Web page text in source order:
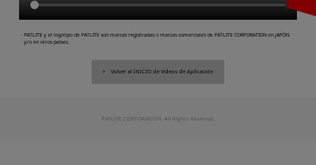
・PATLITE y el logotipo de PATLITE son marcas registradas o marcas comerciales de PATLITE CORPORATION en JAPÓN
y/o en otros países.
Volver al INICIO de Videos de Aplicación
PATLITE CORPORATION. All Rights Reserved.